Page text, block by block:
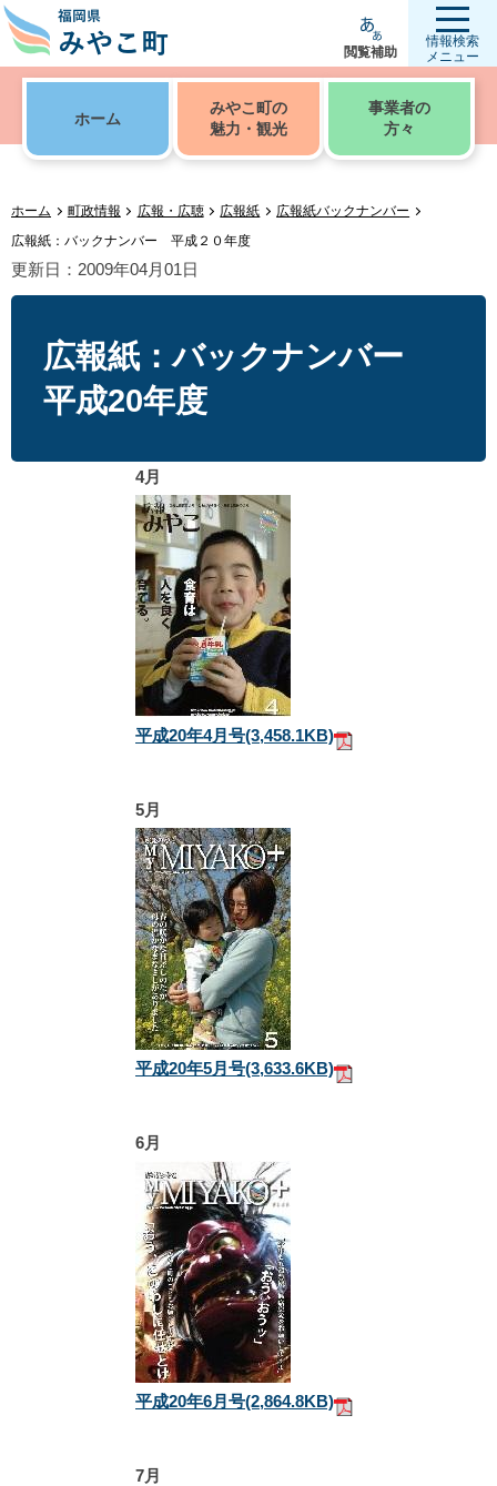
閲覧補助
情報検索
メニュー
ホーム
みやこ町の
魅力・観光
事業者の
方々
ホーム 町政情報 広報・広聴 広報紙
広報紙バックナンバー
広報紙：バックナンバー 平成２０年度
更新日：2009年04月01日
広報紙：バックナンバー
平成20年度
4月
平成20年4月号(3,458.1KB)
5月
平成20年5月号(3,633.6KB)
6月
平成20年6月号(2,864.8KB)
7月